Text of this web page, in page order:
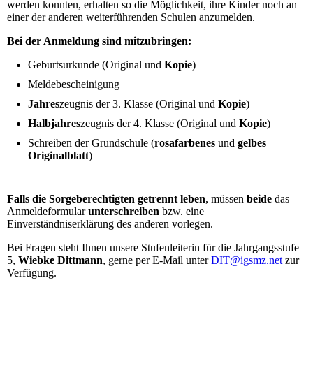
werden konnten, erhalten so die Möglichkeit, ihre Kinder noch an
einer der anderen weiterführenden Schulen anzumelden.
Bei der Anmeldung sind mitzubringen:
Geburtsurkunde (Original und Kopie)
Meldebescheinigung
Jahreszeugnis der 3. Klasse (Original und Kopie)
Halbjahreszeugnis der 4. Klasse (Original und Kopie)
Schreiben der Grundschule (rosafarbenes und gelbes
Originalblatt)
Falls die Sorgeberechtigten getrennt leben, müssen beide das
Anmeldeformularunterschreiben bzw. eine
Einverständniserklärung des anderen vorlegen.
Bei Fragen steht Ihnen unsere Stufenleiterin für die Jahrgangsstufe
5, Wiebke Dittmann, gerne per E-Mail unterDIT@igsmz.net zur
Verfügung.